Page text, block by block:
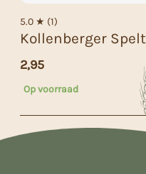
5.0 ★ (1)
Kollenberger
2,95
Op voorraad